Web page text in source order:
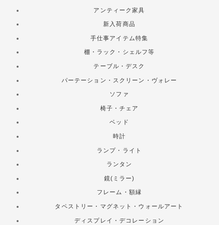
アンティーク家具
新入荷商品
手仕事アイテム特集
棚・ラック・シェルフ等
テーブル・デスク
パーテーション・スクリーン・ヴォレー
ソファ
椅子・チェア
ベッド
時計
ランプ・ライト
ランタン
鏡(ミラー)
フレーム・額縁
タペストリー・マグネット・ウォールアート
ディスプレイ・デコレーション